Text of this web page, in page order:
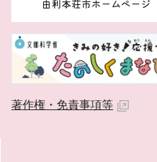
由利本荘市ホームペー
著作権・免責事項等